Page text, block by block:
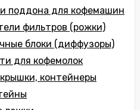
поддона для кофемашин
фильтров (рожки)
блоки (диффузоры)
для кофемолок
контейнеры